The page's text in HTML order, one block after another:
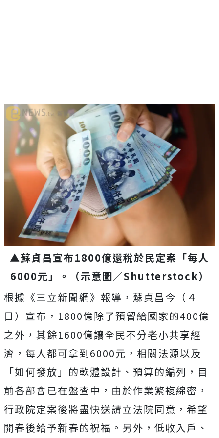
▲蘇貞昌宣布1800億還稅於民定案「每人
6000元」。（示意圖／Shutterstock）
根據《三立新聞網》報導，蘇貞昌今（４
日）宣布，1800億除了預留給國家的400億
之外，其餘1600億讓全民不分老小共享經
濟，每人都可拿到6000元，相關法源以及
「如何發放」的軟體設計、預算的編列，目
前各部會已在盤查中，由於作業繁複綿密，
行政院定案後將盡快送請立法院同意，希望
開春後給予新春的祝福。另外，低收入戶、